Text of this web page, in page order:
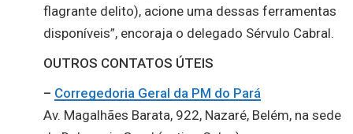
flagrante delito), acione uma dessas ferramentas
disponíveis”, encoraja o delegado Sérvulo Cabral.
OUTROS CONTATOS ÚTEIS
– Corregedoria Geral da PM do Pará
Av. Magalhães Barata, 922, Nazaré, Belém, na sede